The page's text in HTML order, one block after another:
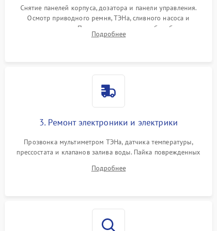
Снятие панелей корпуса, дозатора и панели управления.
Осмотр приводного ремня, ТЭНа, сливного насоса и
амортизаторов. Проверка подшипников барабана и
крестовины на износ, а манжеты люка на разрывы.
Подробнее
3. Ремонт электроники и электрики
Прозвонка мультиметром ТЭНа, датчика температуры,
прессостата и клапанов залива воды. Пайка поврежденных
Восстановление целостности проводки и контактов.
Подробнее